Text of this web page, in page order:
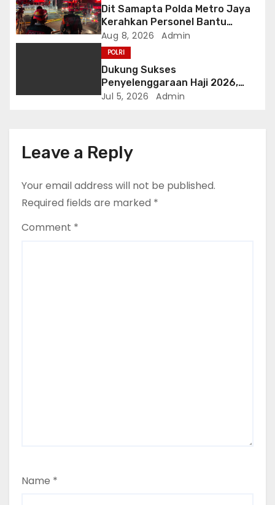
o
n
Dit Samapta Polda Metro Jaya
Kerahkan Personel Bantu
Tangani Kebakaran Gedung
Bapenda
Aug 8, 2026 Admin
POLRI
Dukung Sukses
Penyelenggaraan Haji 2026,
Polri Terima Penghargaan dari
Jul 5, 2026 Admin
Leave a Reply
Your email address will not be published.
Required fields are marked *
Comment *
Name *